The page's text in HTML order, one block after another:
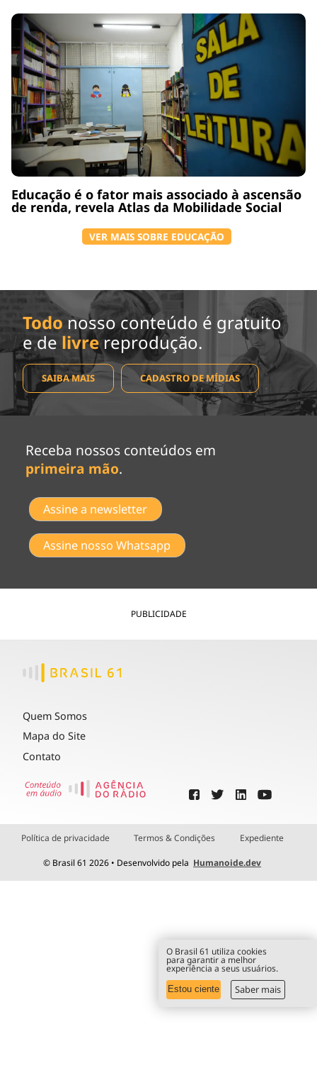
Educação é o fator mais associado à ascensão
de renda, revela Atlas da Mobilidade Social
VER MAIS SOBRE EDUCAÇÃO
Todo nosso conteúdo é gratuito
e de livrereprodução.
SAIBA MAIS CADASTRO DE MÍDIAS
Receba nossos conteúdos em
primeira mão.
Assine a newsletter
Assine nosso Whatsapp
PUBLICIDADE
Quem Somos
Mapa do Site
Contato
Política de privacidade Termos & Condições Expediente
© Brasil 61 2026 • Desenvolvido pela Humanoide.dev
O Brasil 61 utiliza cookies
para garantir a melhor
experiência a seus usuários.
Estou ciente Saber mais